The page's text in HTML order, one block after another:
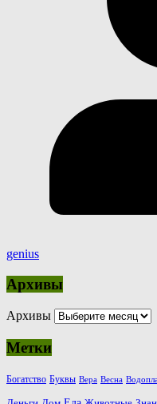
genius
Архивы
Архивы
Метки
Богатство Буквы Вера Весна